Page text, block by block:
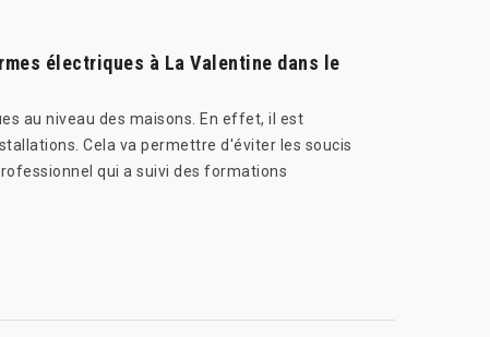
électriques à La Valentine dans le
au niveau des maisons. En effet, il est
Cela va permettre d'éviter les soucis
qui a suivi des formations